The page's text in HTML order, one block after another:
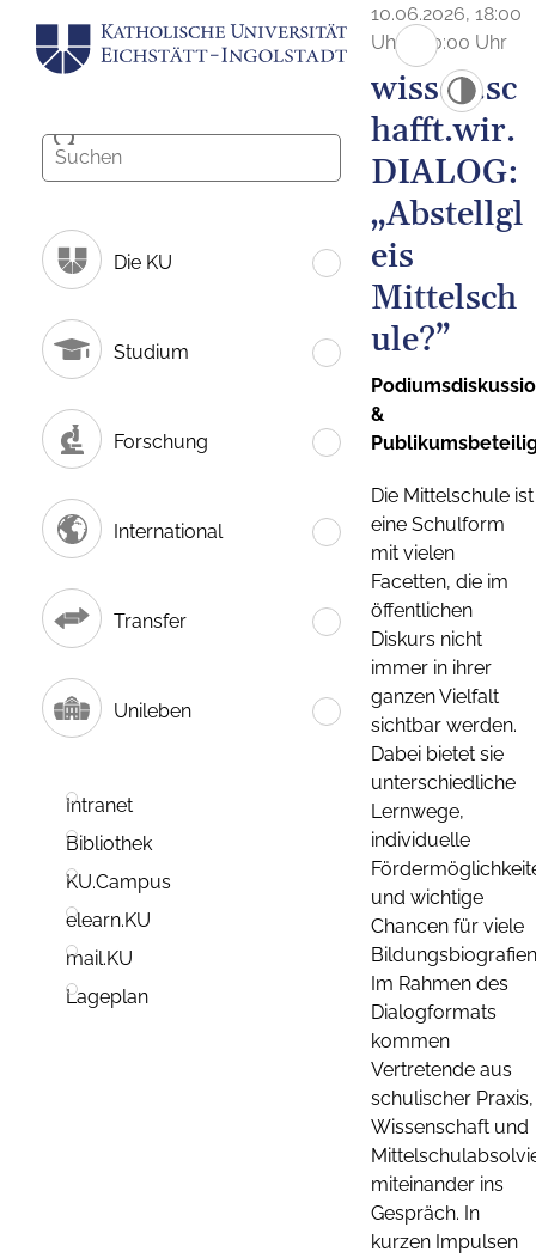
Die KU
Studium
Forschung
International
Transfer
Unileben
Intranet
Bibliothek
KU.Campus
elearn.KU
mail.KU
Lageplan
10.06.2026, 18:00
Uhr - 20:00 Uhr
wissen.sc
hafft.wir.
DIALOG:
„Abstellgl
eis
Mittelsch
ule?”
&
Die Mittelschule ist
eine Schulform
mit vielen
Facetten, die im
öffentlichen
Diskurs nicht
immer in ihrer
ganzen Vielfalt
sichtbar werden.
Dabei bietet sie
unterschiedliche
Lernwege,
individuelle
und wichtige
Chancen für viele
Im Rahmen des
Dialogformats
kommen
Vertretende aus
schulischer Praxis,
Wissenschaft und
miteinander ins
Gespräch. In
kurzen Impulsen